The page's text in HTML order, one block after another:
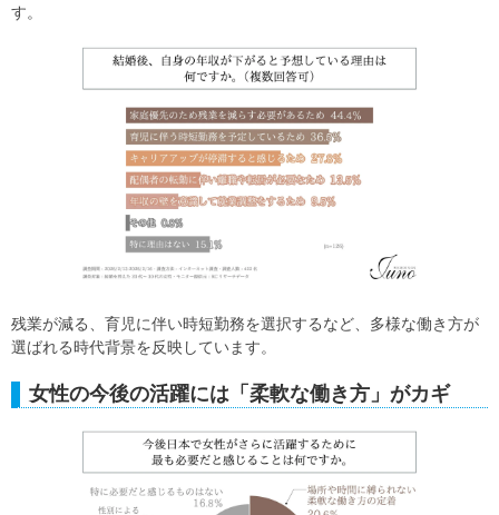
す。
残業が減る、育児に伴い時短勤務を選択するなど、多様な働き方が
選ばれる時代背景を反映しています。
女性の今後の活躍には「柔軟な働き方」がカギ